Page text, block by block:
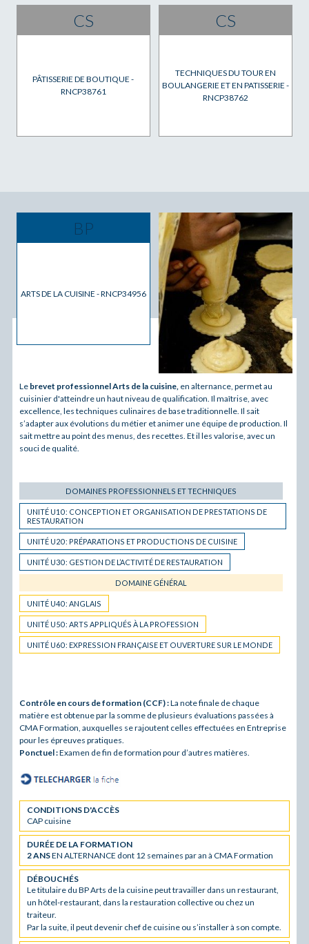
CS
PÂTISSERIE DE BOUTIQUE -
RNCP38761
CS
TECHNIQUES DU TOUR EN
BOULANGERIE ET EN PATISSERIE -
RNCP38762
BP
ARTS DE LA CUISINE - RNCP34956
Le brevet professionnel Arts de la cuisine, en alternance, permet au
cuisinier d'atteindre un haut niveau de qualification. Il maîtrise, avec
excellence, les techniques culinaires de base traditionnelle. Il sait
s’adapter aux évolutions du métier et animer une équipe de production. Il
sait mettre au point des menus, des recettes. Et il les valorise, avec un
souci de qualité.
DOMAINES PROFESSIONNELS ET TECHNIQUES
UNITÉ U10 : CONCEPTION ET ORGANISATION DE PRESTATIONS DE
RESTAURATION
UNITÉ U20 : PRÉPARATIONS ET PRODUCTIONS DE CUISINE
UNITÉ U30 : GESTION DE L’ACTIVITÉ DE RESTAURATION
DOMAINE GÉNÉRAL
UNITÉ U40 : ANGLAIS
UNITÉ U50 : ARTS APPLIQUÉS À LA PROFESSION
UNITÉ U60 : EXPRESSION FRANÇAISE ET OUVERTURE SUR LE MONDE
Contrôle en cours de formation (CCF) :La note finale de chaque
matière est obtenue par la somme de plusieurs évaluations passées à
CMA Formation, auxquelles se rajoutent celles effectuées en Entreprise
pour les épreuves pratiques.
Ponctuel :Examen de fin de formation pour d’autres matières.
CONDITIONS D'ACCÈS
CAP cuisine
DURÉE DE LA FORMATION
2 ANSEN ALTERNANCE dont 12 semaines par an à CMA Formation
DÉBOUCHÉS
Le titulaire du BP Arts de la cuisine peut travailler dans un restaurant,
un hôtel-restaurant, dans la restauration collective ou chez un
traiteur.
Par la suite, il peut devenir chef de cuisine ou s’installer à son compte.